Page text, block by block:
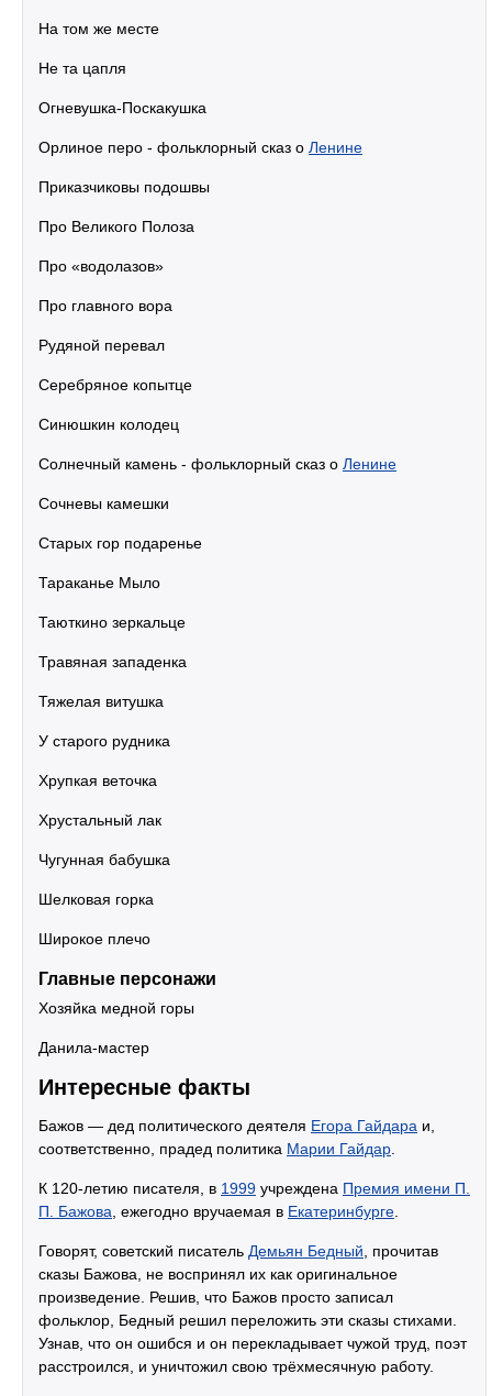
На том же месте
Не та цапля
Огневушка-Поскакушка
Орлиное перо - фольклорный сказ о Ленине
Приказчиковы подошвы
Про Великого Полоза
Про «водолазов»
Про главного вора
Рудяной перевал
Серебряное копытце
Синюшкин колодец
Солнечный камень - фольклорный сказ о Ленине
Сочневы камешки
Старых гор подаренье
Тараканье Мыло
Таюткино зеркальце
Травяная западенка
Тяжелая витушка
У старого рудника
Хрупкая веточка
Хрустальный лак
Чугунная бабушка
Шелковая горка
Широкое плечо
Главные персонажи
Хозяйка медной горы
Данила-мастер
Интересные факты
Бажов — дед политического деятеля Егора Гайдара и,
соответственно, прадед политика Марии Гайдар
К 120-летию писателя, в 1999 учреждена Премия имени П.
П. Бажова , ежегодно вручаемая в Екатеринбурге
Говорят, советский писатель Демьян Бедный , прочитав
сказы Бажова, не воспринял их как оригинальное
произведение. Решив, что Бажов просто записал
фольклор, Бедный решил переложить эти сказы стихами.
Узнав, что он ошибся и он перекладывает чужой труд, поэт
расстроился, и уничтожил свою трёхмесячную работу.